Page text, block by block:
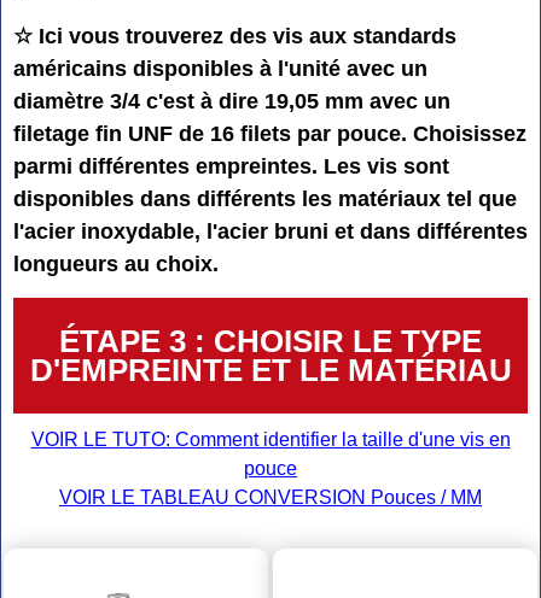
☆ Ici vous trouverez des vis aux standards
américains disponibles à l'unité avec un
diamètre 3/4 c'est à dire 19,05 mm avec un
filetage fin UNF de 16 filets par pouce. Choisissez
parmi différentes empreintes. Les vis sont
disponibles dans différents les matériaux tel que
l'acier inoxydable, l'acier bruni et dans différentes
longueurs au choix.
ÉTAPE 3 : CHOISIR LE TYPE
D'EMPREINTE ET LE MATÉRIAU
VOIR LE TUTO: Comment identifier la taille d'une vis en
pouce
VOIR LE TABLEAU CONVERSION Pouces / MM